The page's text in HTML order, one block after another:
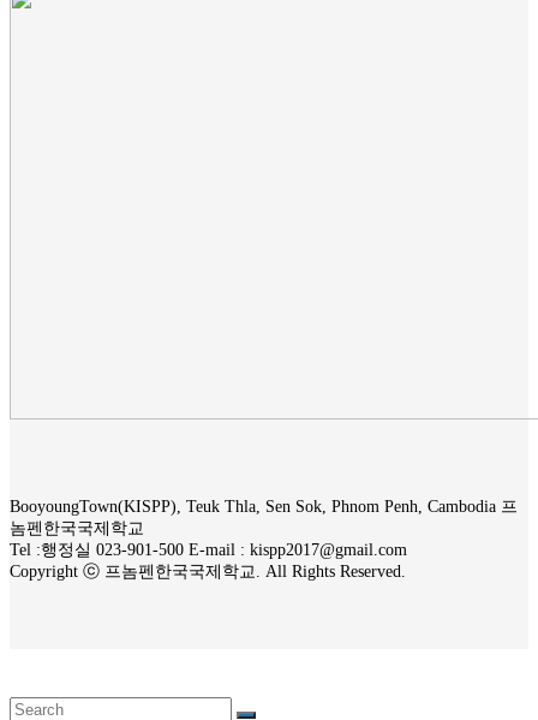
BooyoungTown(KISPP), Teuk Thla, Sen Sok, Phnom Penh, Cambodia 프
놈펜한국국제학교
Tel :행정실 023-901-500 E-mail : kispp2017@gmail.com
Copyright ⓒ 프놈펜한국국제학교. All Rights Reserved.